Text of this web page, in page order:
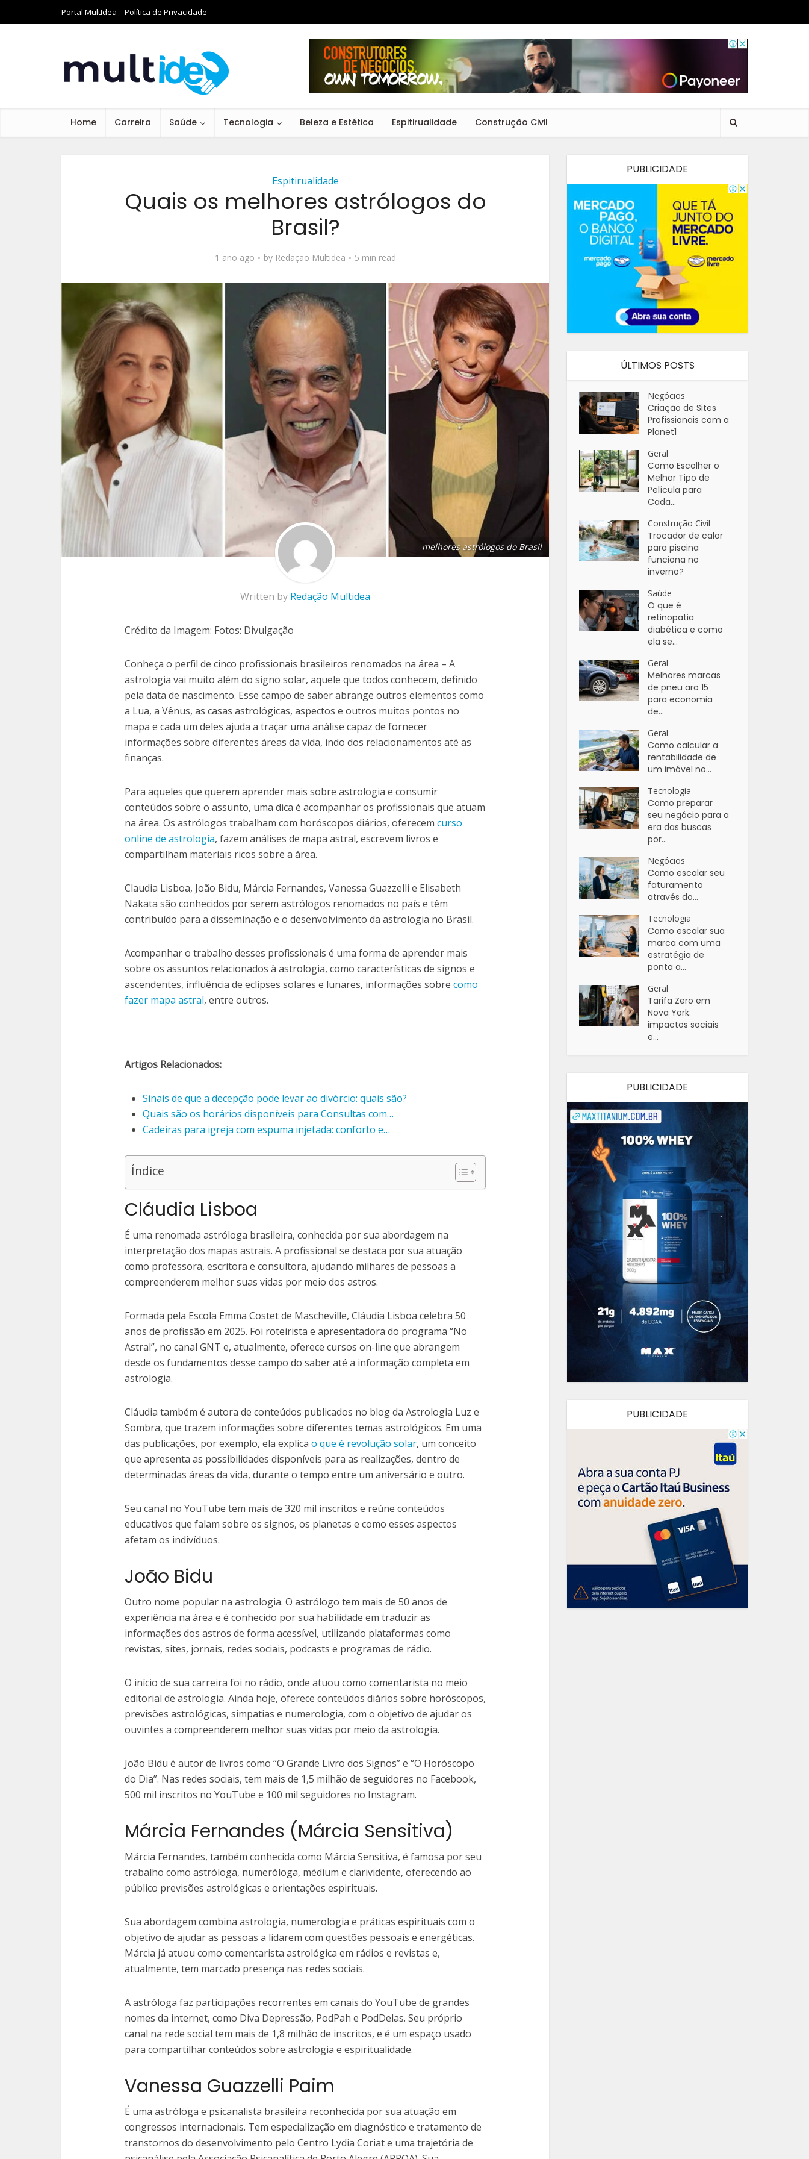
Portal MultIdea Política de Privacidade
Home Carreira Saúde Tecnologia Beleza e Estética Espitirualidade Construção Civil
Espitirualidade
Quais os melhores astrólogos do
Brasil?
1 ano ago by Redação Multidea 5 min read
melhores astrólogos do Brasil
Written by Redação Multidea
Crédito da Imagem: Fotos: Divulgação
Conheça o perfil de cinco profissionais brasileiros renomados na área – A
astrologia vai muito além do signo solar, aquele que todos conhecem, definido
pela data de nascimento. Esse campo de saber abrange outros elementos como
a Lua, a Vênus, as casas astrológicas, aspectos e outros muitos pontos no
mapa e cada um deles ajuda a traçar uma análise capaz de fornecer
informações sobre diferentes áreas da vida, indo dos relacionamentos até as
finanças.
Para aqueles que querem aprender mais sobre astrologia e consumir
conteúdos sobre o assunto, uma dica é acompanhar os profissionais que atuam
na área. Os astrólogos trabalham com horóscopos diários, oferecem curso
online de astrologia, fazem análises de mapa astral, escrevem livros e
compartilham materiais ricos sobre a área.
Claudia Lisboa, João Bidu, Márcia Fernandes, Vanessa Guazzelli e Elisabeth
Nakata são conhecidos por serem astrólogos renomados no país e têm
contribuído para a disseminação e o desenvolvimento da astrologia no Brasil.
Acompanhar o trabalho desses profissionais é uma forma de aprender mais
sobre os assuntos relacionados à astrologia, como características de signos e
ascendentes, influência de eclipses solares e lunares, informações sobre como
fazer mapa astral, entre outros.
Artigos Relacionados:
Sinais de que a decepção pode levar ao divórcio: quais são?
Quais são os horários disponíveis para Consultas com…
Cadeiras para igreja com espuma injetada: conforto e…
Índice
Cláudia Lisboa
É uma renomada astróloga brasileira, conhecida por sua abordagem na
interpretação dos mapas astrais. A profissional se destaca por sua atuação
como professora, escritora e consultora, ajudando milhares de pessoas a
compreenderem melhor suas vidas por meio dos astros.
Formada pela Escola Emma Costet de Mascheville, Cláudia Lisboa celebra 50
anos de profissão em 2025. Foi roteirista e apresentadora do programa “No
Astral”, no canal GNT e, atualmente, oferece cursos on-line que abrangem
desde os fundamentos desse campo do saber até a informação completa em
astrologia.
Cláudia também é autora de conteúdos publicados no blog da Astrologia Luz e
Sombra, que trazem informações sobre diferentes temas astrológicos. Em uma
das publicações, por exemplo, ela explica o que é revolução solar, um conceito
que apresenta as possibilidades disponíveis para as realizações, dentro de
determinadas áreas da vida, durante o tempo entre um aniversário e outro.
Seu canal no YouTube tem mais de 320 mil inscritos e reúne conteúdos
educativos que falam sobre os signos, os planetas e como esses aspectos
afetam os indivíduos.
João Bidu
Outro nome popular na astrologia. O astrólogo tem mais de 50 anos de
experiência na área e é conhecido por sua habilidade em traduzir as
informações dos astros de forma acessível, utilizando plataformas como
revistas, sites, jornais, redes sociais, podcasts e programas de rádio.
O início de sua carreira foi no rádio, onde atuou como comentarista no meio
editorial de astrologia. Ainda hoje, oferece conteúdos diários sobre horóscopos,
previsões astrológicas, simpatias e numerologia, com o objetivo de ajudar os
ouvintes a compreenderem melhor suas vidas por meio da astrologia.
João Bidu é autor de livros como “O Grande Livro dos Signos” e “O Horóscopo
do Dia”. Nas redes sociais, tem mais de 1,5 milhão de seguidores no Facebook,
500 mil inscritos no YouTube e 100 mil seguidores no Instagram.
Márcia Fernandes (Márcia Sensitiva)
Márcia Fernandes, também conhecida como Márcia Sensitiva, é famosa por seu
trabalho como astróloga, numeróloga, médium e clarividente, oferecendo ao
público previsões astrológicas e orientações espirituais.
Sua abordagem combina astrologia, numerologia e práticas espirituais com o
objetivo de ajudar as pessoas a lidarem com questões pessoais e energéticas.
Márcia já atuou como comentarista astrológica em rádios e revistas e,
atualmente, tem marcado presença nas redes sociais.
A astróloga faz participações recorrentes em canais do YouTube de grandes
nomes da internet, como Diva Depressão, PodPah e PodDelas. Seu próprio
canal na rede social tem mais de 1,8 milhão de inscritos, e é um espaço usado
para compartilhar conteúdos sobre astrologia e espiritualidade.
Vanessa Guazzelli Paim
É uma astróloga e psicanalista brasileira reconhecida por sua atuação em
congressos internacionais. Tem especialização em diagnóstico e tratamento de
transtornos do desenvolvimento pelo Centro Lydia Coriat e uma trajetória de
PUBLICIDADE
ÚLTIMOS POSTS
Negócios
Criação de Sites
Profissionais com a
Planet1
Geral
Como Escolher o
Melhor Tipo de
Película para
Cada...
Construção Civil
Trocador de calor
para piscina
funciona no
inverno?
Saúde
O que é
retinopatia
diabética e como
ela se...
Geral
Melhores marcas
de pneu aro 15
para economia
de...
Geral
Como calcular a
rentabilidade de
um imóvel no...
Tecnologia
Como preparar
seu negócio para a
era das buscas
por...
Negócios
Como escalar seu
faturamento
através do...
Tecnologia
Como escalar sua
marca com uma
estratégia de
ponta a...
Geral
Tarifa Zero em
Nova York:
impactos sociais
e...
PUBLICIDADE
PUBLICIDADE